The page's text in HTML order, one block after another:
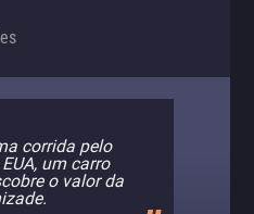
corrida pelo
um carro
o valor da